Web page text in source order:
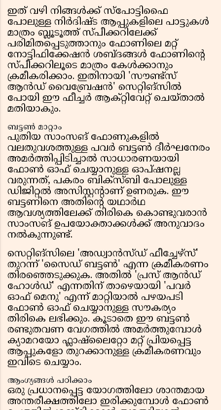
ഇത് വഴി നിങ്ങൾക്ക് സ്പോട്ടിഫൈ
പോലുള്ള നിർദിഷ്ട ആപ്പുകളിലെ പാട്ടുകൾ
മാത്രം ബ്ലൂടൂത്ത് സ്പീക്കറിലേക്ക്
പരിമിതപ്പെടുത്താനും ഫോണിലെ മറ്റ്
നോട്ടിഫിക്കേഷൻ ശബ്ദങ്ങൾ ഫോണിൻ്റെ
സ്പീക്കറിലൂടെ മാത്രം കേൾക്കാനും
ക്രമീകരിക്കാം. ഇതിനായി 'സൗണ്ട്സ്
ആൻഡ് വൈബ്രേഷൻ' സെറ്റിങ്സിൽ
പോയി ഈ ഫീച്ചർ ആക്റ്റിവേറ്റ് ചെയ്താൽ
മതിയാകും.
ബട്ടൺ മാറ്റാം
പുതിയ സാംസങ് ഫോണുകളിൽ
വലതുവശത്തുള്ള പവർ ബട്ടൺ ദീർഘനേരം
അമർത്തിപ്പിടിച്ചാൽ സാധാരണയായി
ഫോൺ ഓഫ് ചെയ്യാനുള്ള ഓപ്ഷനല്ല
വരുന്നത്, പകരം ബിക്സ്ബി പോലുള്ള
ഡിജിറ്റൽ അസിസ്റ്റൻ്റാണ് ഉണരുക. ഈ
ബട്ടണിനെ അതിൻ്റെ യഥാർഥ
ആവശ്യത്തിലേക്ക് തിരികെ കൊണ്ടുവരാൻ
സാംസങ് ഉപയോക്താക്കൾക്ക് അനുവാദം
നൽകുന്നുണ്ട്.
സെറ്റിങ്സിലെ 'അഡ്വാൻസ്ഡ് ഫീച്ചേഴ്സ്'
തുറന്ന് 'സൈഡ് ബട്ടൺ' എന്ന ക്രമീകരണം
തിരഞ്ഞെടുക്കുക. അതിൽ 'പ്രസ് ആൻഡ്
ഹോൾഡ്' എന്നതിന് താഴെയായി 'പവർ
ഓഫ് മെനു' എന്ന് മാറ്റിയാൽ പഴയപടി
ഫോൺ ഓഫ് ചെയ്യാനുള്ള സൗകര്യം
തിരികെ ലഭിക്കും. കൂടാതെ ഈ ബട്ടൺ
രണ്ടുതവണ വേഗത്തിൽ അമർത്തുമ്പോൾ
ക്യാമറയോ ഫ്ലാഷ്‌ലൈറ്റോ മറ്റ് പ്രിയപ്പെട്ട
ആപ്പുകളോ തുറക്കാനുള്ള ക്രമീകരണവും
ഇവിടെ ചെയ്യാം.
ആംഗ്യങ്ങൾ പഠിക്കാം
ഒരു പ്രധാനപ്പെട്ട യോഗത്തിലോ ശാന്തമായ
അന്തരീക്ഷത്തിലോ ഇരിക്കുമ്പോൾ ഫോൺ